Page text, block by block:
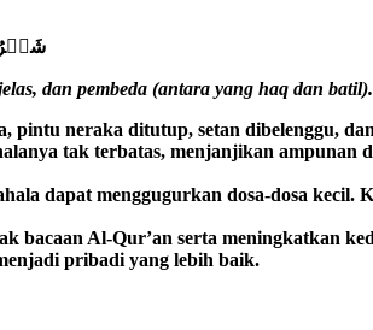
شَهۡرُ
dan pembeda (antara yang haq dan
pintu neraka ditutup, setan dibelenggu,
tak terbatas, menjanjikan ampunan
dapat menggugurkan dosa-dosa
Al-Qur’an serta meningkatkan
pribadi yang lebih baik.